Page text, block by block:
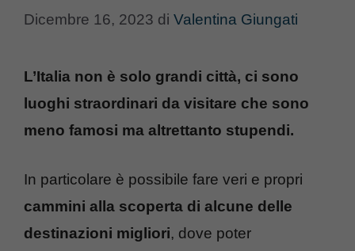
Dicembre 16, 2023 di Valentina Giungati
L’Italia non è solo grandi città, ci sono
luoghi straordinari da visitare che sono
meno famosi ma altrettanto stupendi.
In particolare è possibile fare veri e propri
cammini alla scoperta di alcune delle
destinazioni migliori, dove poter